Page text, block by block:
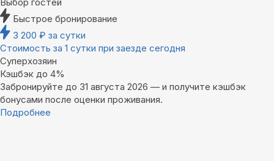
Быстрое бронирование
3 200 ₽ за сутки
Стоимость за 1 сутки при заезде сегодня
Суперхозяин
Кэшбэк до 4%
Забронируйте до 31 августа 2026 — и получите кэшбэк
бонусами после оценки проживания.
Подробнее